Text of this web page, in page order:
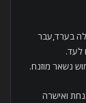
בערד,עבר
לעד.
נשאר מוזנח.
ואישרה